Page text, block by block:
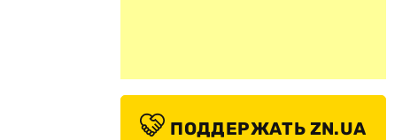
ПОДДЕРЖАТЬ ZN.UA